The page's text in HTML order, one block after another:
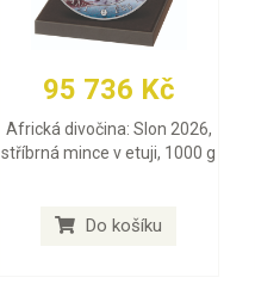
95 736 Kč
Africká divočina: Slon 2026,
stříbrná mince v etuji, 1000 g
Do košíku